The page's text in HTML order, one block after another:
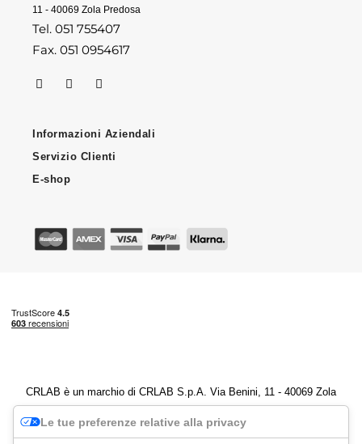
11 - 40069 Zola Predosa
Tel. 051 755407
Fax. 051 0954617
Informazioni Aziendali
Servizio Clienti
E-shop
CRLAB è un marchio di CRLAB S.p.A. Via Benini, 11 - 40069 Zola
Le tue preferenze relative alla privacy